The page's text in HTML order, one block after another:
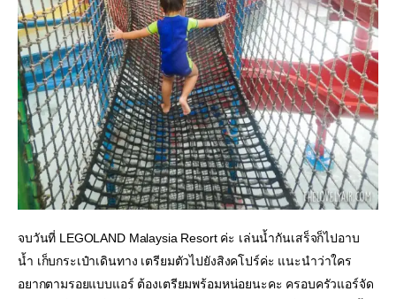
จบวันที่ LEGOLAND Malaysia Resort ค่ะ เล่นน้ำกันเสร็จก็ไปอาบ
น้ำ เก็บกระเป๋าเดินทาง เตรียมตัวไปยังสิงคโปร์ค่ะ แนะนำว่าใคร
อยากตามรอยแบบแอร์ ต้องเตรียมพร้อมหน่อยนะคะ ครอบครัวแอร์จัด